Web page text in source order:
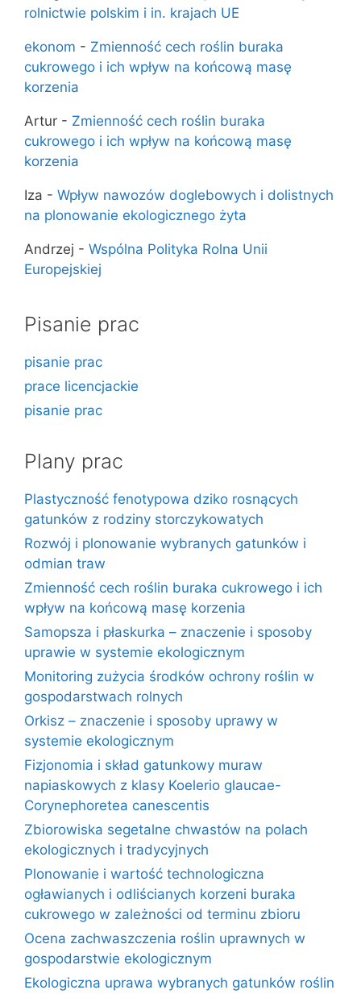
rolnictwie polskim i in. krajach UE
ekonom - Zmienność cech roślin buraka
cukrowego i ich wpływ na końcową masę
korzenia
Artur - Zmienność cech roślin buraka
cukrowego i ich wpływ na końcową masę
korzenia
Iza - Wpływ nawozów doglebowych i dolistnych
na plonowanie ekologicznego żyta
Andrzej - Wspólna Polityka Rolna Unii
Europejskiej
Pisanie prac
pisanie prac
prace licencjackie
pisanie prac
Plany prac
Plastyczność fenotypowa dziko rosnących
gatunków z rodziny storczykowatych
Rozwój i plonowanie wybranych gatunków i
odmian traw
Zmienność cech roślin buraka cukrowego i ich
wpływ na końcową masę korzenia
Samopsza i płaskurka – znaczenie i sposoby
uprawie w systemie ekologicznym
Monitoring zużycia środków ochrony roślin w
gospodarstwach rolnych
Orkisz – znaczenie i sposoby uprawy w
systemie ekologicznym
Fizjonomia i skład gatunkowy muraw
napiaskowych z klasy Koelerio glaucae-
Corynephoretea canescentis
Zbiorowiska segetalne chwastów na polach
ekologicznych i tradycyjnych
Plonowanie i wartość technologiczna
ogławianych i odliścianych korzeni buraka
cukrowego w zależności od terminu zbioru
Ocena zachwaszczenia roślin uprawnych w
gospodarstwie ekologicznym
Ekologiczna uprawa wybranych gatunków roślin